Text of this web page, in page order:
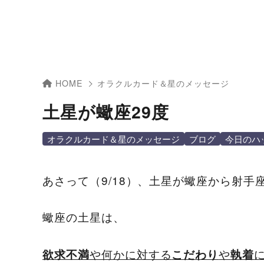
HOME オラクルカード＆星のメッセージ
土星が蠍座29度
オラクルカード＆星のメッセージ ブログ 今日のハ
あさって（9/18）、土星が蠍座から射手
蠍座の土星は、
欲求不満や何かに対するこだわりや執着